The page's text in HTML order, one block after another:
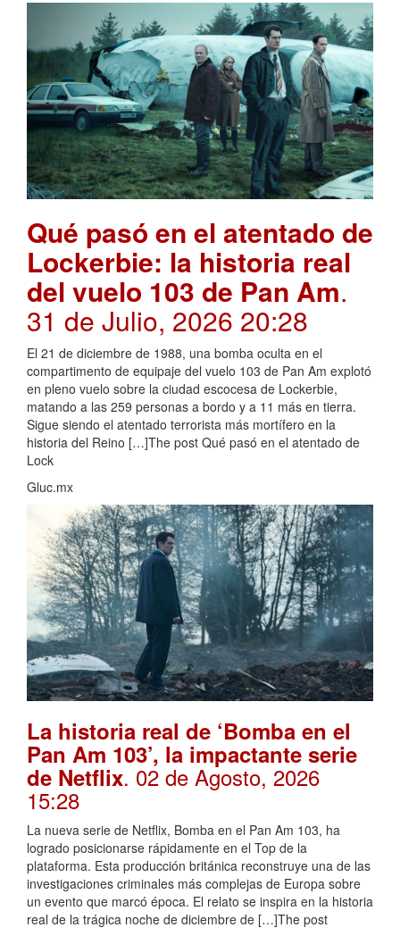
Qué pasó en el atentado de
Lockerbie: la historia real
del vuelo 103 de Pan Am.
31 de Julio, 2026 20:28
El 21 de diciembre de 1988, una bomba oculta en el
compartimento de equipaje del vuelo 103 de Pan Am explotó
en pleno vuelo sobre la ciudad escocesa de Lockerbie,
matando a las 259 personas a bordo y a 11 más en tierra.
Sigue siendo el atentado terrorista más mortífero en la
historia del Reino […]The post Qué pasó en el atentado de
Lock
Gluc.mx
La historia real de ‘Bomba en el
Pan Am 103’, la impactante serie
de Netflix. 02 de Agosto, 2026
15:28
La nueva serie de Netflix, Bomba en el Pan Am 103, ha
logrado posicionarse rápidamente en el Top de la
plataforma. Esta producción británica reconstruye una de las
investigaciones criminales más complejas de Europa sobre
un evento que marcó época. El relato se inspira en la historia
real de la trágica noche de diciembre de […]The post